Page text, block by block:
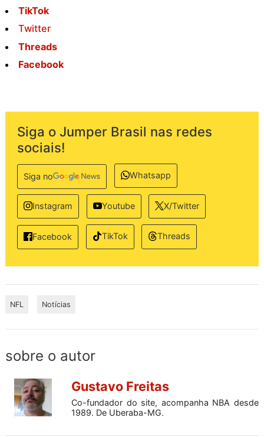
TikTok
Twitter
Threads
Facebook
Siga o Jumper Brasil nas redes
sociais!
Siga no Whatsapp
Instagram Youtube X/Twitter
Facebook TikTok Threads
NFL Notícias
sobre o autor
Gustavo Freitas
Co-fundador do site, acompanha NBA desde
1989. De Uberaba-MG.